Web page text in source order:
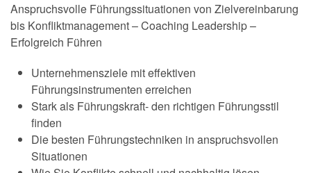
Anspruchsvolle Führungssituationen von Zielvereinbarung
bis Konfliktmanagement – Coaching Leadership –
Erfolgreich Führen
Unternehmensziele mit effektiven
Führungsinstrumenten erreichen
Stark als Führungskraft- den richtigen Führungsstil
finden
Die besten Führungstechniken in anspruchsvollen
Situationen